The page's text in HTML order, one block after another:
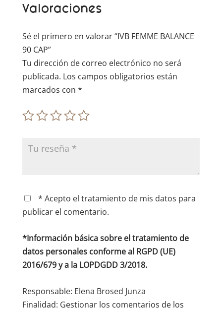
e
Valoraciones
Sé el primero en valorar “IVB FEMME BALANCE
90 CAP”
Tu dirección de correo electrónico no será
publicada. Los campos obligatorios están
marcados con *
* Acepto el tratamiento de mis datos para
publicar el comentario.
*Información básica sobre el tratamiento de
datos personales conforme al RGPD (UE)
2016/679 y a la LOPDGDD 3/2018.
Responsable: Elena Brosed Junza
Finalidad: Gestionar los comentarios de los